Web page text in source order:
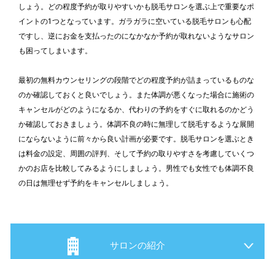
しょう。どの程度予約が取りやすいかも脱毛サロンを選ぶ上で重要なポ
イントの1つとなっています。ガラガラに空いている脱毛サロンも心配
ですし、逆にお金を支払ったのになかなか予約が取れないようなサロン
も困ってしまいます。
最初の無料カウンセリングの段階でどの程度予約が詰まっているものな
のか確認しておくと良いでしょう。また体調が悪くなった場合に施術の
キャンセルがどのようになるか、代わりの予約をすぐに取れるのかどう
か確認しておきましょう。体調不良の時に無理して脱毛するような展開
にならないように前々から良い計画が必要です。脱毛サロンを選ぶとき
は料金の設定、周囲の評判、そして予約の取りやすさを考慮していくつ
かのお店を比較してみるようにしましょう。男性でも女性でも体調不良
の日は無理せず予約をキャンセルしましょう。
サロンの紹介